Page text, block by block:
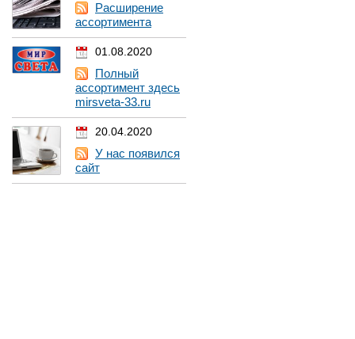
Расширение
ассортимента
01.08.2020
Полный
ассортимент здесь
mirsveta-33.ru
20.04.2020
У нас появился
сайт